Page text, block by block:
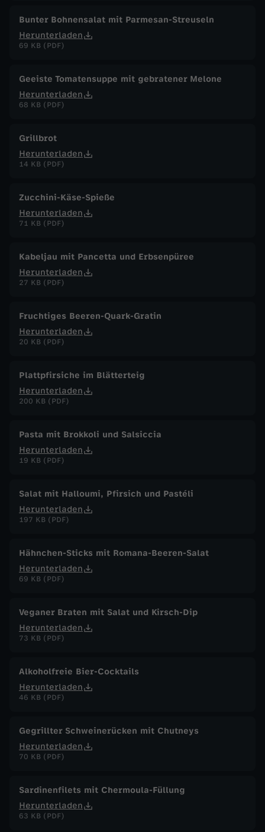
Bunter Bohnensalat mit Parmesan-Streuseln
Herunterladen
69 KB (PDF)
Geeiste Tomatensuppe mit gebratener Melone
Herunterladen
68 KB (PDF)
Grillbrot
Herunterladen
14 KB (PDF)
Zucchini-Käse-Spieße
Herunterladen
71 KB (PDF)
Kabeljau mit Pancetta und Erbsenpüree
Herunterladen
27 KB (PDF)
Fruchtiges Beeren-Quark-Gratin
Herunterladen
20 KB (PDF)
Plattpfirsiche im Blätterteig
Herunterladen
200 KB (PDF)
Pasta mit Brokkoli und Salsiccia
Herunterladen
19 KB (PDF)
Salat mit Halloumi, Pfirsich und Pastéli
Herunterladen
197 KB (PDF)
Hähnchen-Sticks mit Romana-Beeren-Salat
Herunterladen
69 KB (PDF)
Veganer Braten mit Salat und Kirsch-Dip
Herunterladen
73 KB (PDF)
Alkoholfreie Bier-Cocktails
Herunterladen
46 KB (PDF)
Gegrillter Schweinerücken mit Chutneys
Herunterladen
70 KB (PDF)
Sardinenfilets mit Chermoula-Füllung
Herunterladen
63 KB (PDF)